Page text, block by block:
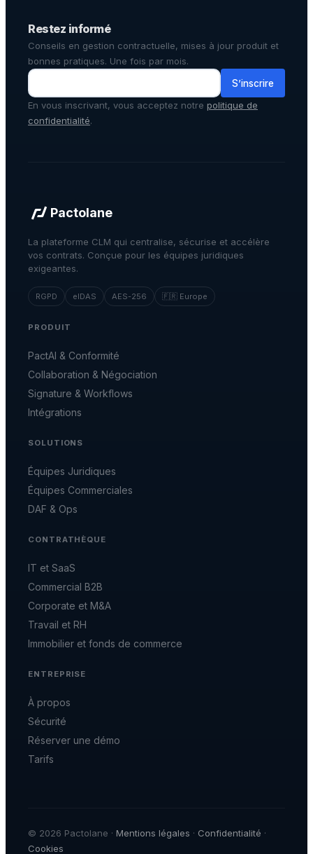
Restez informé
Conseils en gestion contractuelle, mises à jour produit et
bonnes pratiques. Une fois par mois.
S’inscrire
En vous inscrivant, vous acceptez notre politique de
confidentialité.
Pactolane
La plateforme CLM qui centralise, sécurise et accélère
vos contrats. Conçue pour les équipes juridiques
exigeantes.
RGPD eIDAS AES-256 🇫🇷 Europe
PRODUIT
PactAI & Conformité
Collaboration & Négociation
Signature & Workflows
Intégrations
SOLUTIONS
Équipes Juridiques
Équipes Commerciales
DAF & Ops
CONTRATHÈQUE
IT et SaaS
Commercial B2B
Corporate et M&A
Travail et RH
Immobilier et fonds de commerce
ENTREPRISE
À propos
Sécurité
Réserver une démo
Tarifs
© 2026 Pactolane · Mentions légales · Confidentialité ·
Cookies